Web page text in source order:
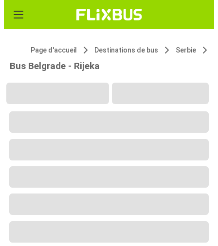
Page d'accueil Destinations de bus Serbie
Bus Belgrade - Rijeka